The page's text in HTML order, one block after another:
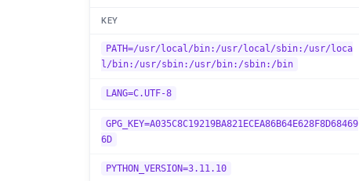
KEY
PATH=/usr/local/bin:/usr/local/sbin:/usr/loca
l/bin:/usr/sbin:/usr/bin:/sbin:/bin
LANG=C.UTF-8
GPG_KEY=A035C8C19219BA821ECEA86B64E628F8D68469
6D
PYTHON_VERSION=3.11.10